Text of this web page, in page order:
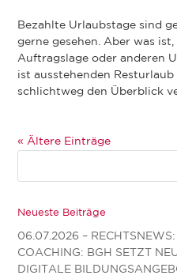
Bezahlte Urlaubstage sind
gerne gesehen. Aber was
Auftragslage oder anderen
ist ausstehenden
schlichtweg den Überblick
« Ältere Einträge
Neueste Beiträge
06.07.2026 –
COACHING: BGH SETZT
DIGITALE